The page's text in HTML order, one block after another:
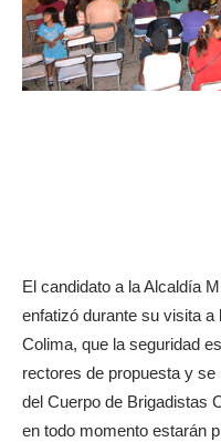
El candidato a la Alcaldía
enfatizó durante su visita
Colima, que la seguridad
rectores de propuesta y
del Cuerpo de Brigadistas
en todo momento estarán